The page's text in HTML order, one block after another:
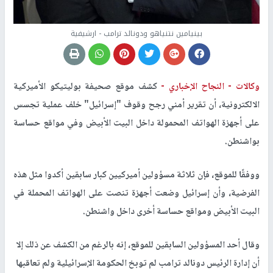
بينيامين نتنياهو ودونالد ترامب - ارشيفية
وكالات -النجاح الإخباري -كشف موقع صحيفة بوليتيكو الأميركية
الالكترونية، أن تقرير أمني رجح وقوف "إسرائيل" خلف عملية تجسس
على أجهزة الهواتف المحمولة داخل البيت الأبيض وفي مواقع حساسة
بواشنطن.
ووفقًا للموقع، فإن ثلاثة مسؤولين أميركيين كبار سابقين أكدوا مثل هذه
الفرضية، وأن إسرائيل وضعت أجهزة تنصت على الهواتف المحملة في
البيت الأبيض ومواقع حساسة أخرى داخل واشنطن.
وقال أحد المسؤولين السابقين للموقع، إنه بالرغم من الكشف عن ذلك إلا
أن إدارة الرئيس دونالد ترامب لم توبخ الحكومة الإسرائيلية ولم تعاقبها